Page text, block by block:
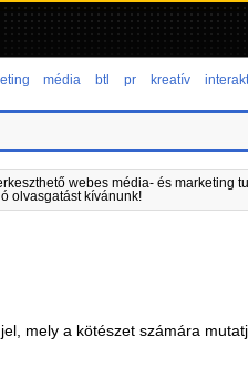
média btl pr kreatív
webes média- és
olvasgatást kívánunk!
mely a kötészet számára